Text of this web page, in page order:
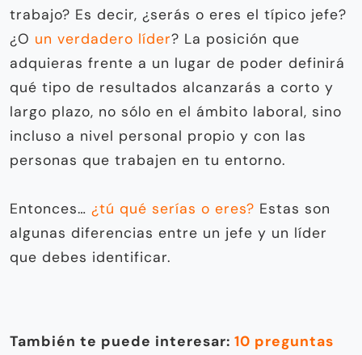
trabajo? Es decir, ¿serás o eres el típico jefe?
¿O un verdadero líder? La posición que
adquieras frente a un lugar de poder definirá
qué tipo de resultados alcanzarás a corto y
largo plazo, no sólo en el ámbito laboral, sino
incluso a nivel personal propio y con las
personas que trabajen en tu entorno.
Entonces… ¿tú qué serías o eres? Estas son
algunas diferencias entre un jefe y un líder
que debes identificar.
También te puede interesar: 10 preguntas